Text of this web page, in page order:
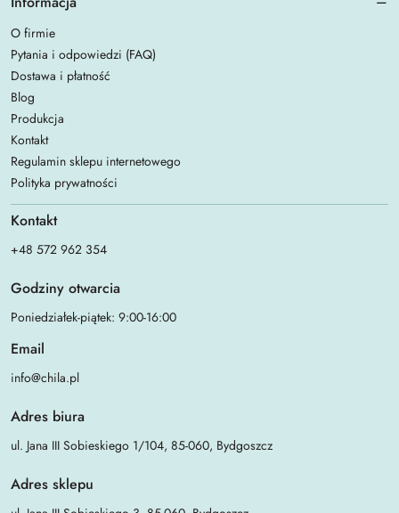
O firmie
Pytania i odpowiedzi (FAQ)
Dostawa i płatność
Blog
Produkcja
Kontakt
Regulamin sklepu internetowego
Polityka prywatności
Kontakt
+48 572 962 354
Godziny otwarcia
Poniedziałek-piątek: 9:00-16:00
Email
info@chila.pl
Adres biura
ul. Jana III Sobieskiego 1/104, 85-060, Bydgoszcz
Adres sklepu